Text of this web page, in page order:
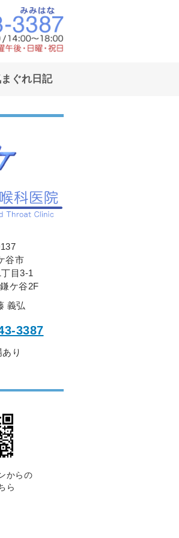
谷駅東口より徒歩1
ぐれ日記
谷市
目3-1
ケ谷2F
義弘
3387
り
からの
ら